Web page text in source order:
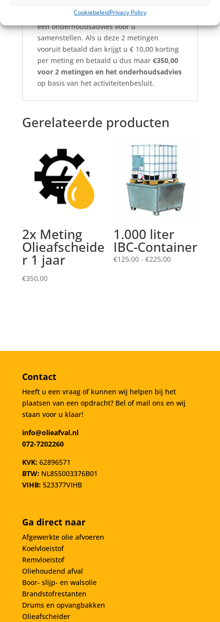
CookiebeleidPrivacy Policy
zijn 2 metingen nodig. Hierna kunnen wij
een onderhoudsadvies voor u
samenstellen. Als u deze 2 metingen
vooruit betaald dan krijgt u € 10,00 korting
per meting en betaald u dus maar €350,00
voor 2 metingen en het onderhoudsadvies
op basis van het activiteitenbesluit.
Gerelateerde producten
2x Meting
Olieafscheide
r 1 jaar
€350,00
1.000 liter
IBC-Container
€125,00 - €225,00Prijsklasse:
Contact
Heeft u een vraag of kunnen wij helpen bij het
plaatsen van een opdracht? Bel of mail ons en wij
staan voor u klaar!
info@olieafval.nl
072-7202260
KVK: 62896571
BTW: NL855003376B01
VIHB:523377VIHB
Ga direct naar
Afgewerkte olie afvoeren
Koelvloeistof
Remvloeistof
Oliehoudend afval
Boor- slijp- en walsolie
Brandstofrestanten
Drums en opvangbakken
Olieafscheider